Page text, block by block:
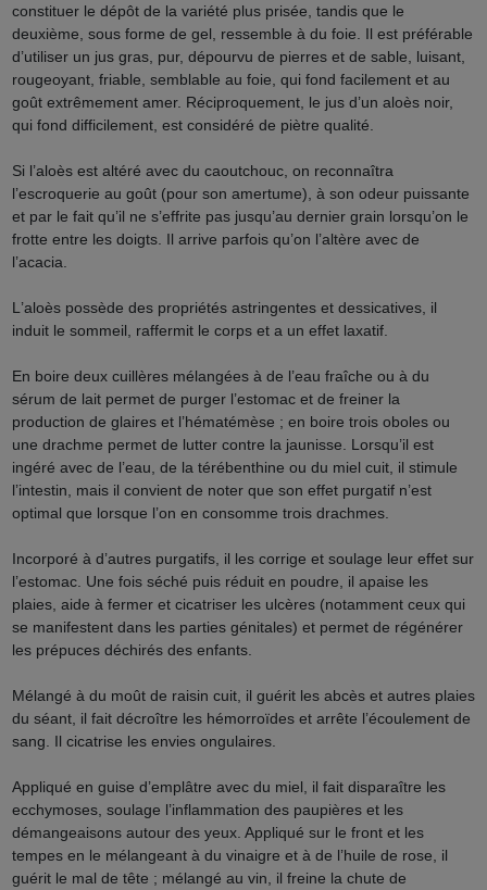
constituer le dépôt de la variété plus prisée, tandis que le
deuxième, sous forme de gel, ressemble à du foie. Il est préférable
d’utiliser un jus gras, pur, dépourvu de pierres et de sable, luisant,
rougeoyant, friable, semblable au foie, qui fond facilement et au
goût extrêmement amer. Réciproquement, le jus d’un aloès noir,
qui fond difficilement, est considéré de piètre qualité.
Si l’aloès est altéré avec du caoutchouc, on reconnaîtra
l’escroquerie au goût (pour son amertume), à son odeur puissante
et par le fait qu’il ne s’effrite pas jusqu’au dernier grain lorsqu’on le
frotte entre les doigts. Il arrive parfois qu’on l’altère avec de
l’acacia.
L ’aloès possède des propriétés astringentes et dessicatives, il
induit le sommeil, raffermit le corps et a un effet laxatif.
En boire deux cuillères mélangées à de l’eau fraîche ou à du
sérum de lait permet de purger l’estomac et de freiner la
production de glaires et l’hématémèse ; en boire trois oboles ou
une drachme permet de lutter contre la jaunisse. Lorsqu’il est
ingéré avec de l’eau, de la térébenthine ou du miel cuit, il stimule
l’intestin, mais il convient de noter que son effet purgatif n’est
optimal que lorsque l’on en consomme trois drachmes.
Incorporé à d’autres purgatifs, il les corrige et soulage leur effet sur
l’estomac. Une fois séché puis réduit en poudre, il apaise les
plaies, aide à fermer et cicatriser les ulcères (notamment ceux qui
se manifestent dans les parties génitales) et permet de régénérer
les prépuces déchirés des enfants.
Mélangé à du moût de raisin cuit, il guérit les abcès et autres plaies
du séant, il fait décroître les hémorroïdes et arrête l’écoulement de
sang. Il cicatrise les envies ongulaires.
Appliqué en guise d’emplâtre avec du miel, il fait disparaître les
ecchymoses, soulage l’inflammation des paupières et les
démangeaisons autour des yeux. Appliqué sur le front et les
tempes en le mélangeant à du vinaigre et à de l’huile de rose, il
guérit le mal de tête ; mélangé au vin, il freine la chute de